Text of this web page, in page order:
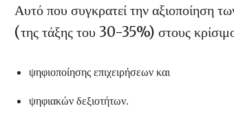
Αυτό που συγκρατεί την αξιοποίηση
(της τάξης του 30-35%) στους
ψηφιοποίησης επιχειρήσεων και
ψηφιακών δεξιοτήτων.